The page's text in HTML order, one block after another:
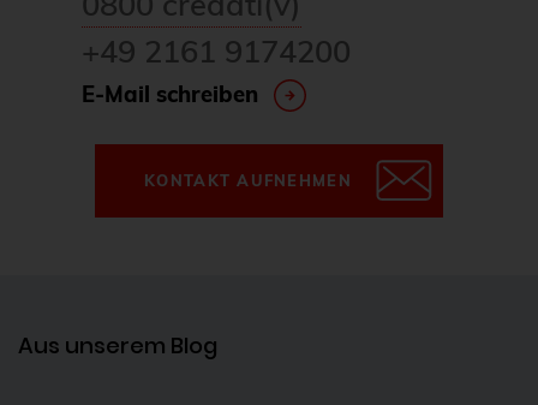
ICU
ICU4X
Integration
+49 2161 9174200
E-Mail schreiben
KONTAKT AUFNEHMEN
Aus unserem Blog